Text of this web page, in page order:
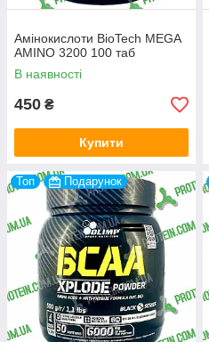
Амінокислоти BioTech MEGA
AMINO 3200 100 таб
В наявності
450 ₴
Купити
Топ Подарунок